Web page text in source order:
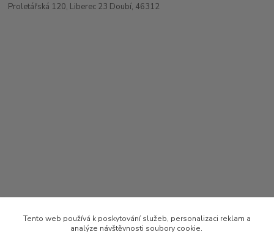
Proletářská 120, Liberec 23 Doubí, 46312
Tento web používá k poskytování služeb, personalizaci reklam a
analýze návštěvnosti soubory cookie.